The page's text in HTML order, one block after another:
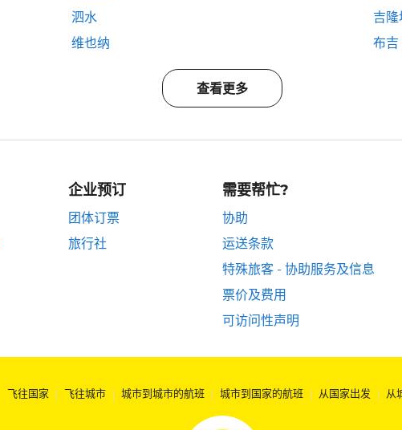
泗水
吉隆
维也纳 布吉
查看更多
企业预订
团体订票
旅行社
需要帮忙?
协助
运送条款
特殊旅客 - 协助服务及信息
票价及费用
可访问性声明
飞往国家 | 飞往城市 | 城市到城市的航班 | 城市到国家的航班 | 从国家出发 | 从